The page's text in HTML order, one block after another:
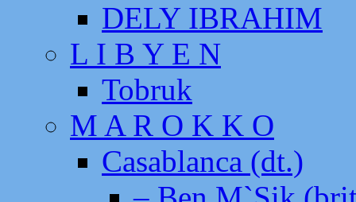
DELY IBRAHIM
L I B Y E N
Tobruk
M A R O K K O
Casablanca (dt.)